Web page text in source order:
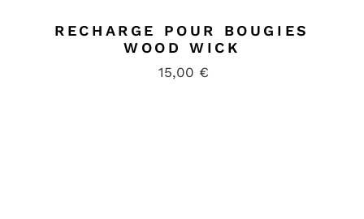
RECHARGE POUR BOUGIES
WOOD WICK
15,00 €